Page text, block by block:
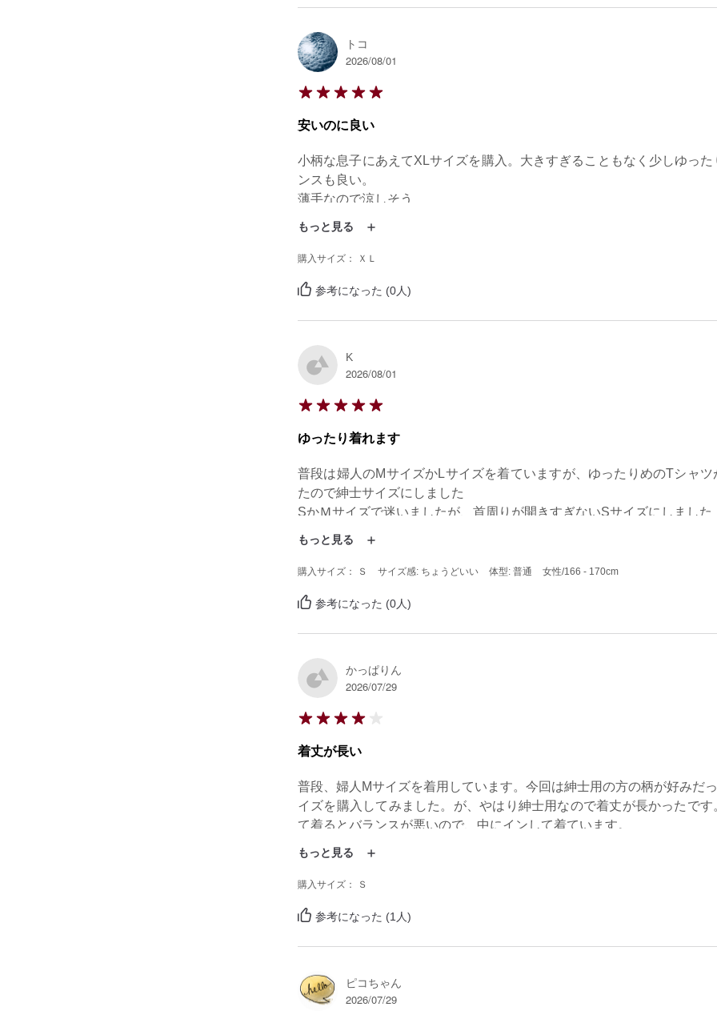
トコ
2026/08/01
安いのに良い
小柄な息子にあえてXLサイズを購入。大きすぎることもなく少しゆった
ンスも良い。
薄手なので涼しそう
もっと見る
購入サイズ： ＸＬ
参考になった (0人)
K
2026/08/01
ゆったり着れます
普段は婦人のMサイズかLサイズを着ていますが、ゆったりめのTシャツ
たので紳士サイズにしました
SかＭサイズで迷いましたが、首周りが開きすぎないSサイズにしました
もっと見る
購入サイズ： Ｓ サイズ感: ちょうどいい 体型: 普通 女性/166 - 170cm
参考になった (0人)
かっぱりん
2026/07/29
着丈が長い
普段、婦人Mサイズを着用しています。今回は紳士用の方の柄が好みだ
イズを購入してみました。が、やはり紳士用なので着丈が長かったです
て着るとバランスが悪いので、中にインして着ています。
もっと見る
購入サイズ： Ｓ
参考になった (1人)
ピコちゃん
2026/07/29